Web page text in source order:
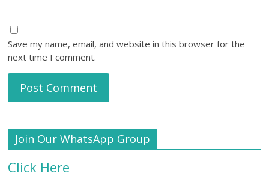
Save my name, email, and website in this browser for the
next time I comment.
Join Our WhatsApp Group
Click Here